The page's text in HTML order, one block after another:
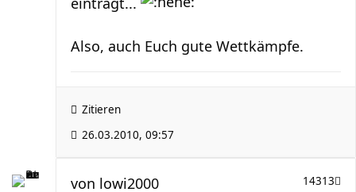
Also, auch Euch gute Wettkämpfe.
Zitieren
26.03.2010, 09:57
14313
von lowi2000